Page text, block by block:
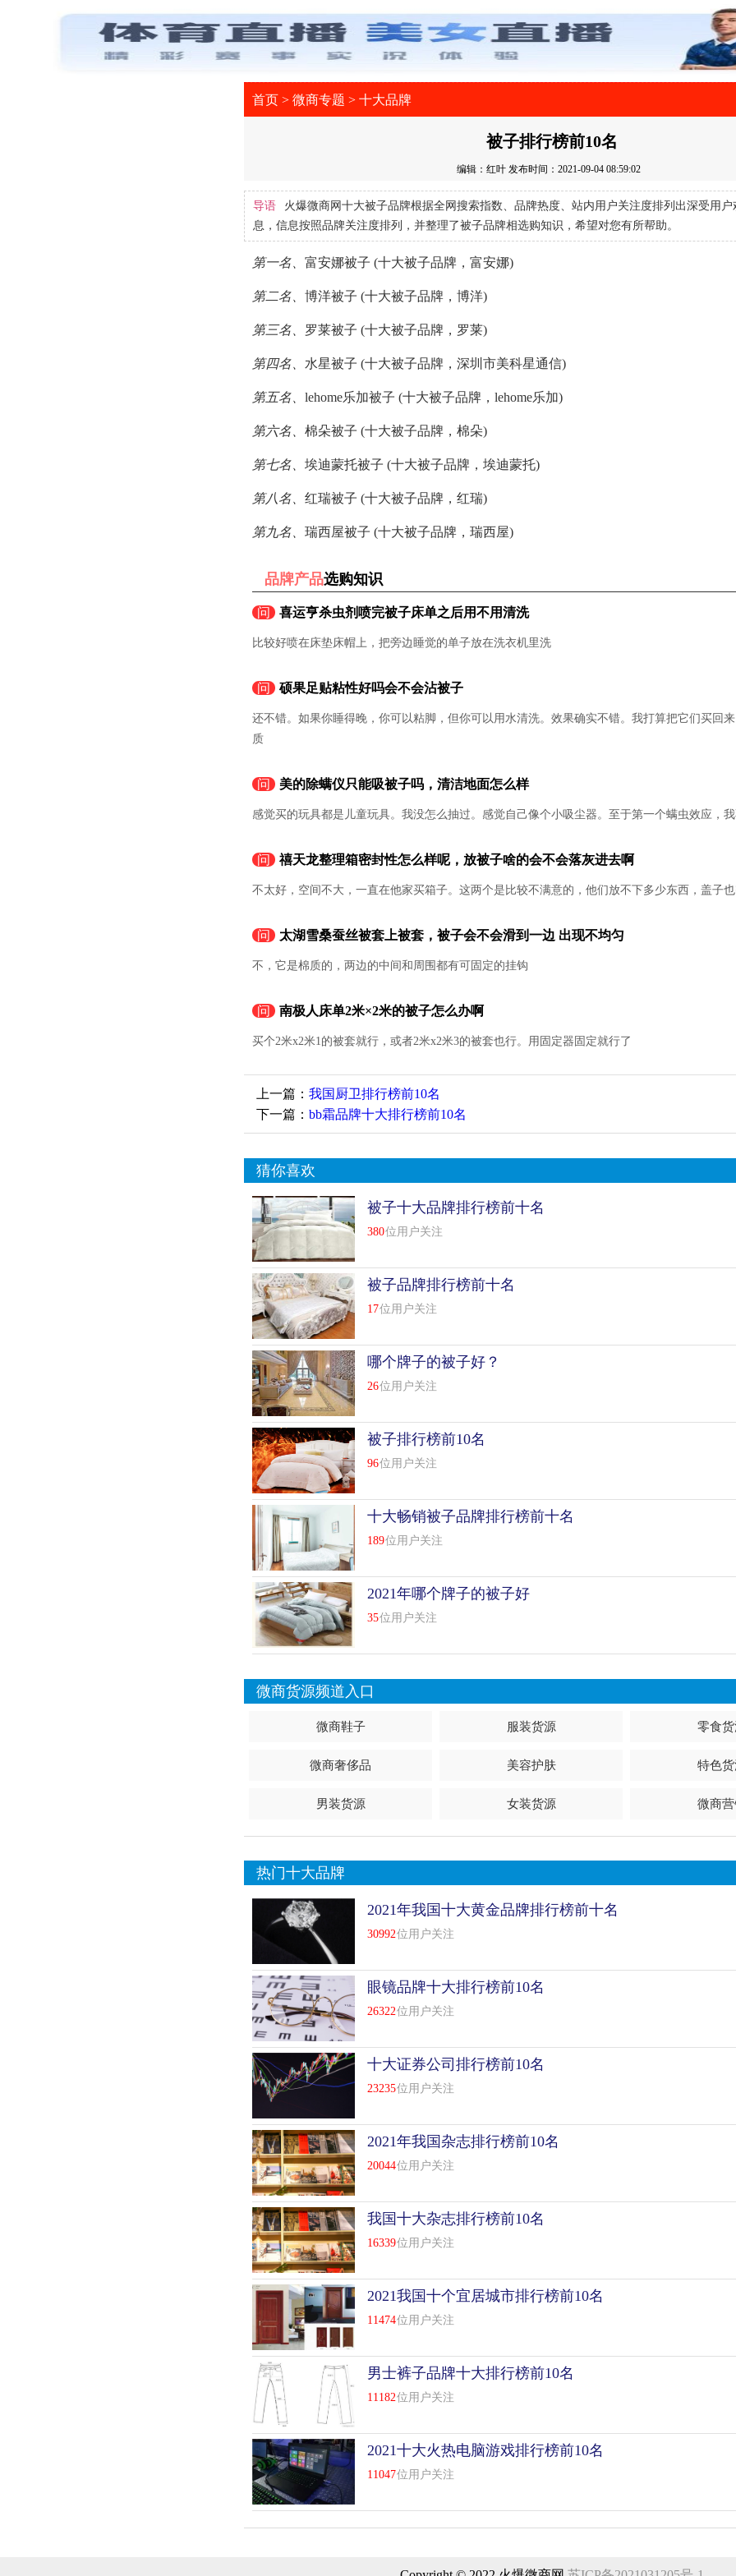
首页 > 微商专题 > 十大品牌
被子排行榜前10名
编辑：红叶 发布时间：2021-09-04 08:59:02
导语
火爆微商网十大被子品牌根据全网搜索指数、品牌热度、站内用户关注度排列出深受用
息，信息按照品牌关注度排列，并整理了被子品牌相选购知识，希望对您有所帮助。
第一名、 富安娜被子 (十大被子品牌，富安娜)
第二名、 博洋被子 (十大被子品牌，博洋)
第三名、 罗莱被子 (十大被子品牌，罗莱)
第四名、 水星被子 (十大被子品牌，深圳市美科星通信)
第五名、 lehome乐加被子 (十大被子品牌，lehome乐加)
第六名、 棉朵被子 (十大被子品牌，棉朵)
第七名、 埃迪蒙托被子 (十大被子品牌，埃迪蒙托)
第八名、 红瑞被子 (十大被子品牌，红瑞)
第九名、 瑞西屋被子 (十大被子品牌，瑞西屋)
品牌产品选购知识
问 喜运亨杀虫剂喷完被子床单之后用不用清洗
比较好喷在床垫床帽上，把旁边睡觉的单子放在洗衣机里洗
问 硕果足贴粘性好吗会不会沾被子
还不错。如果你睡得晚，你可以粘脚，但你可以用水清洗。效果确实不错。我打算把它们买回
质
问 美的除螨仪只能吸被子吗，清洁地面怎么样
感觉买的玩具都是儿童玩具。我没怎么抽过。感觉自己像个小吸尘器。至于第一个螨虫效应，
问 禧天龙整理箱密封性怎么样呢，放被子啥的会不会落灰进去啊
不太好，空间不大，一直在他家买箱子。这两个是比较不满意的，他们放不下多少东西，盖子
问 太湖雪桑蚕丝被套上被套，被子会不会滑到一边 出现不均匀
不，它是棉质的，两边的中间和周围都有可固定的挂钩
问 南极人床单2米×2米的被子怎么办啊
买个2米x2米1的被套就行，或者2米x2米3的被套也行。用固定器固定就行了
上一篇： 我国厨卫排行榜前10名
下一篇： bb霜品牌十大排行榜前10名
猜你喜欢
被子十大品牌排行榜前十名
380位用户关注
被子品牌排行榜前十名
17位用户关注
哪个牌子的被子好？
26位用户关注
被子排行榜前10名
96位用户关注
十大畅销被子品牌排行榜前十名
189位用户关注
2021年哪个牌子的被子好
35位用户关注
微商货源频道入口
微商鞋子 服装货源 零食
微商奢侈品 美容护肤 特色
男装货源 女装货源 微商营
热门十大品牌
2021年我国十大黄金品牌排行榜前十名
30992位用户关注
眼镜品牌十大排行榜前10名
26322位用户关注
十大证券公司排行榜前10名
23235位用户关注
2021年我国杂志排行榜前10名
20044位用户关注
我国十大杂志排行榜前10名
16339位用户关注
2021我国十个宜居城市排行榜前10名
11474位用户关注
男士裤子品牌十大排行榜前10名
11182位用户关注
2021十大火热电脑游戏排行榜前10名
11047位用户关注